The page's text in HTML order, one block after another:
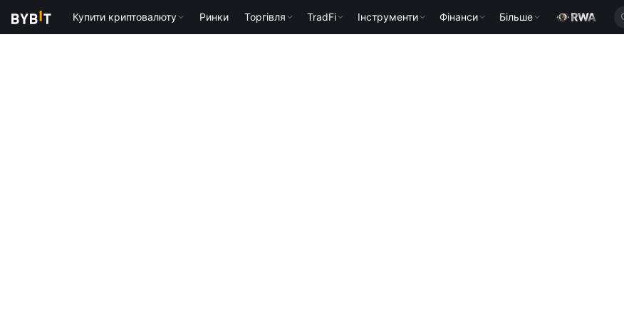
Купити криптовалюту Ринки Торгівля TradFi Інструменти Фінанси Більше